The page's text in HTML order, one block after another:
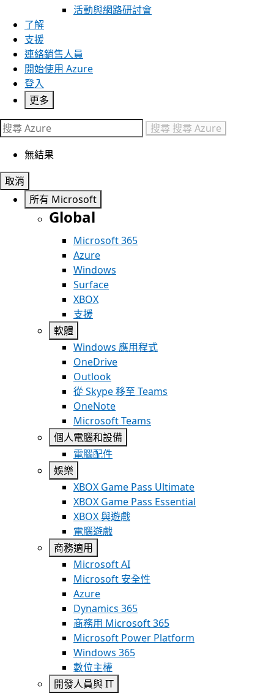
活動與網路研討會
了解
支援
連絡銷售人員
開始使用 Azure
登入
更多
搜尋 搜尋 Azure
無結果
取消
所有 Microsoft
Global
Microsoft 365
Azure
Windows
Surface
XBOX
支援
軟體
Windows 應用程式
OneDrive
Outlook
從 Skype 移至 Teams
OneNote
Microsoft Teams
個人電腦和設備
電腦配件
娛樂
XBOX Game Pass Ultimate
XBOX Game Pass Essential
XBOX 與遊戲
電腦遊戲
商務適用
Microsoft AI
Microsoft 安全性
Azure
Dynamics 365
商務用 Microsoft 365
Microsoft Power Platform
Windows 365
數位主權
開發人員與 IT